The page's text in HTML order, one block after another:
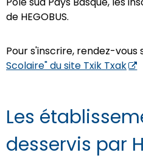
de HEGOBUS.
Pour s'inscrire, rendez-vous
Scolaire" du site Txik Txak
Les
desservis par